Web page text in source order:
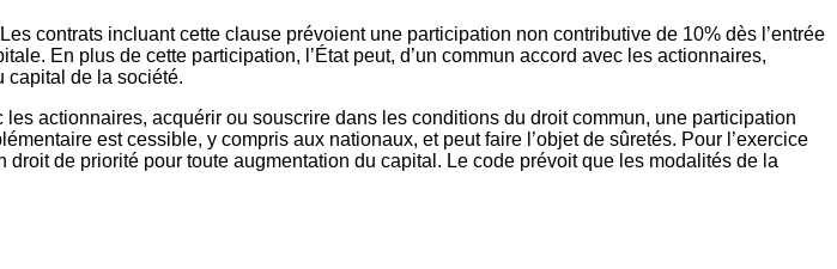
contrats incluant cette clause prévoient une participation non contributive de 10% dès l’entrée
En plus de cette participation, l’État peut, d’un commun accord avec les actionnaires,
capital de la société.
actionnaires, acquérir ou souscrire dans les conditions du droit commun, une participation
est cessible, y compris aux nationaux, et peut faire l’objet de sûretés. Pour l’exercice
de priorité pour toute augmentation du capital. Le code prévoit que les modalités de la